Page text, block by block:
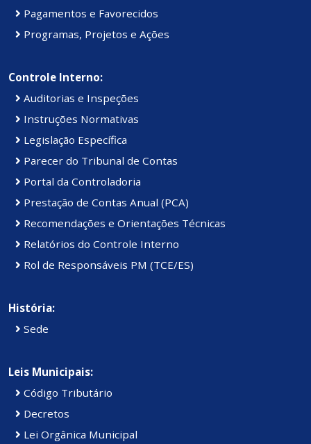
Pagamentos e Favorecidos
Programas, Projetos e Ações
Controle Interno:
Auditorias e Inspeções
Instruções Normativas
Legislação Específica
Parecer do Tribunal de Contas
Portal da Controladoria
Prestação de Contas Anual (PCA)
Recomendações e Orientações Técnicas
Relatórios do Controle Interno
Rol de Responsáveis PM (TCE/ES)
História:
Sede
Leis Municipais:
Código Tributário
Decretos
Lei Orgânica Municipal